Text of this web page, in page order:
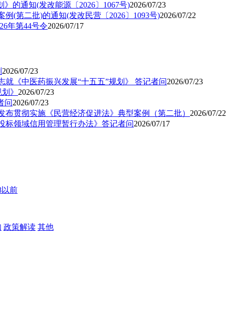
的通知(发改能源〔2026〕1067号)2026/07/23
(第二批)的通知(发改民营〔2026〕1093号)2026/07/22
年第44号令2026/07/17
2026/07/23
志就《中医药振兴发展“十五五”规划》 答记者问2026/07/23
》 2026/07/23
问2026/07/23
布贯彻实施《民营经济促进法》典型案例（第二批） 2026/07/22
标领域信用管理暂行办法》答记者问2026/07/17
以前
政策解读 其他